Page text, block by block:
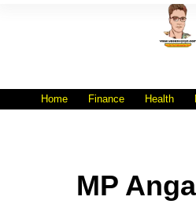
Home Finance Health
MP